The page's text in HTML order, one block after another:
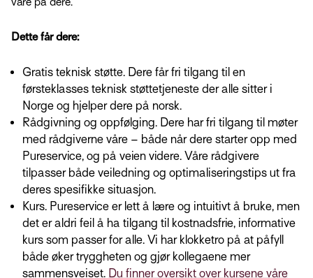
Dette får dere:
Gratis teknisk støtte. Dere får fri tilgang til en
førsteklasses teknisk støttetjeneste der alle sitter i
Norge og hjelper dere på norsk.
Rådgivning og oppfølging. Dere har fri tilgang til møter
med rådgiverne våre – både når dere starter opp med
Pureservice, og på veien videre. Våre rådgivere
tilpasser både veiledning og optimaliseringstips ut fra
deres spesifikke situasjon.
Kurs. Pureservice er lett å lære og intuitivt å bruke, men
det er aldri feil å ha tilgang til kostnadsfrie, informative
kurs som passer for alle. Vi har klokketro på at påfyll
både øker tryggheten og gjør kollegaene mer
sammensveiset. Du finner oversikt over kursene våre